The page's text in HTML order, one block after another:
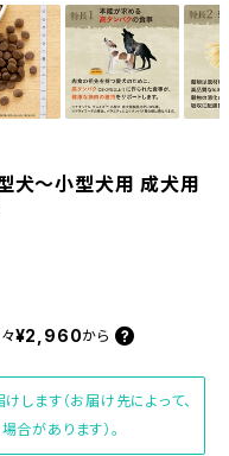
犬〜小型犬用 成犬用
¥2,960から
ます（お届け先によって、
があります）。